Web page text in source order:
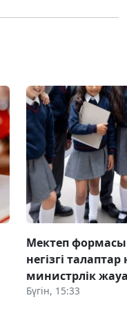
Мектеп
негізгі
министрлік
Бүгін, 15:33